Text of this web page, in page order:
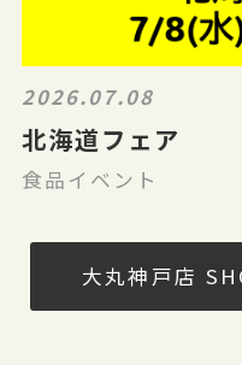
2026.07.08
北海道フェア
食品イベント
大丸神戸店